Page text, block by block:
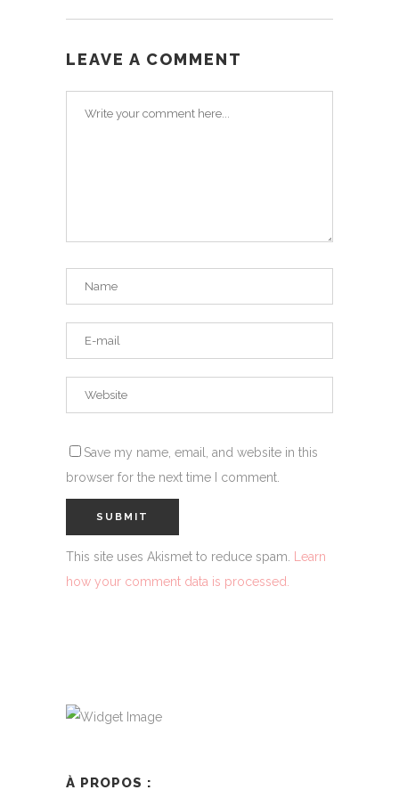
LEAVE A COMMENT
Save my name, email, and website in this
browser for the next time I comment.
This site uses Akismet to reduce spam. Learn
how your comment data is processed.
À PROPOS :